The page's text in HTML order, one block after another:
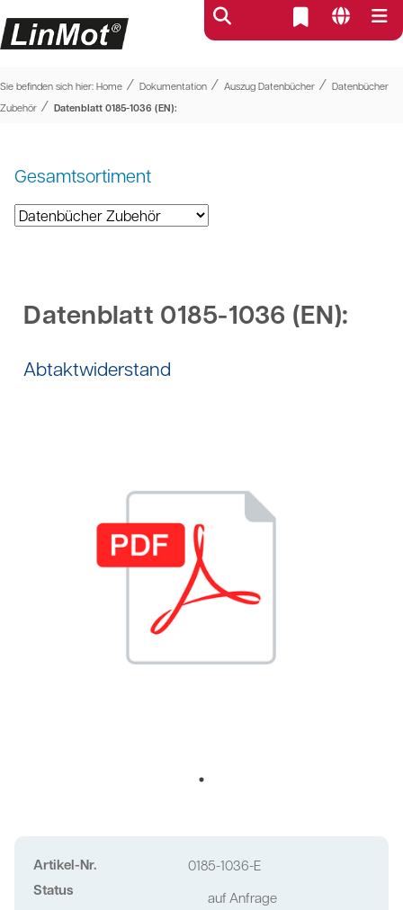
Sie befinden sich hier: Home ⁄ Dokumentation ⁄ Auszug Datenbücher ⁄ Datenbücher
Zubehör ⁄ Datenblatt 0185-1036 (EN):
Gesamtsortiment
Datenblatt 0185-1036 (EN):
Abtaktwiderstand
Artikel-Nr. 0185-1036-E
Status auf Anfrage